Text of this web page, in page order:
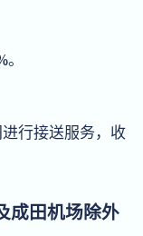
行接送服务，收
成田机场除外